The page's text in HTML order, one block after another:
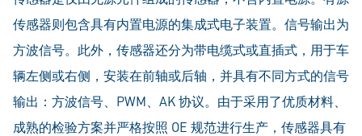
传感器则包含具有内置电源的集成式电子装置。信号输出为
方波信号。此外，传感器还分为带电缆式或直插式，用于车
辆左侧或右侧，安装在前轴或后轴，并具有不同方式的信号
输出：方波信号、PWM、AK 协议。由于采用了优质材料、
成熟的检验方案并严格按照 OE 规范进行生产，传感器具有